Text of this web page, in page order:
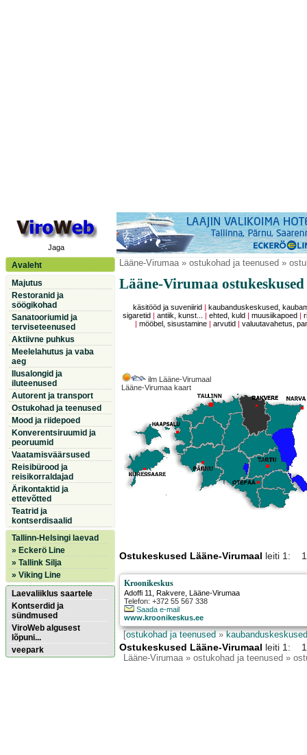
Jaga
Avaleht
Majutus
Restoranid ja
söögikohad
Sanatooriumid ja
terviseteenused
Aktiivne puhkus
Meelelahutus ja vaba
aeg
Ilusalongid ja
iluteenused
Autorent ja transport
Ostukohad ja teenused
Mood ja riidepoed
Konverentsiruumid ja
peoruumid
Vaatamisväärsused
Reisibürood ja
reisikorraldajad
Ärikontaktid ja
ettevõtted
Teatrid ja
kontserdisaalid
Tallinn-Helsingi laevad
» Eckerö Line
» Tallink Silja
» Viking Line
Laevaliiklus saartele
Kontserdid ja
sündmused
ViroWeb algusest
lõpuni...
veepark
Lääne-Virumaa» ostukohad ja teenused »
Lääne-Virumaa ostukeskused
käsitööd ja suveniirid
kaubanduskeskused,
sigaretid
|antiik, kunst... |ehted, kuld |muusiikapoed |
|mööbel, sisustamine |arvutid |valuutavahetus,
ilm Lääne-Virumaal
Lääne-Virumaa kaart
Ostukeskused Lääne-Virumaal leiti 1: 1
Kroonikeskus
Adoffi 11 Rakvere , Lääne-Virumaa
Telefon: +372 55 567 338
Saada e-mail
www.kroonikeskus.ee
[ostukohad ja teenused»
Ostukeskused Lääne-Virumaal leiti 1: 1
Lääne-Virumaa» ostukohad ja teenused »